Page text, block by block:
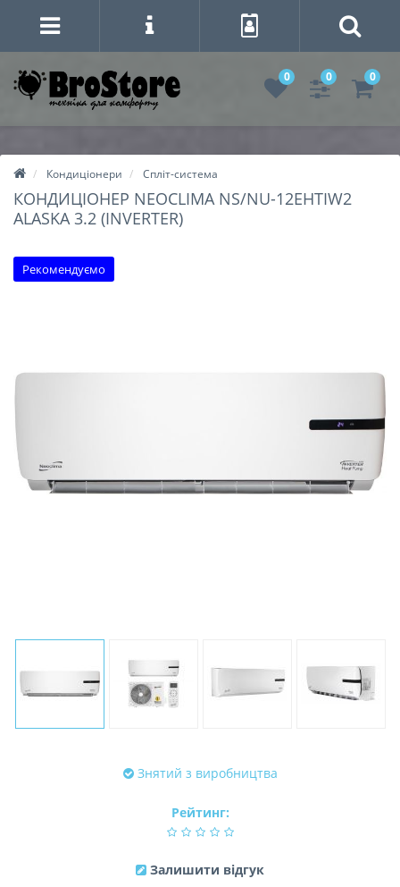
0 0 0
Кондиціонери Спліт-система
КОНДИЦІОНЕР NEOCLIMA NS/NU-12EHTIW2
ALASKA 3.2 (INVERTER)
Рекомендуємо
Знятий з виробництва
Рейтинг:
Залишити відгук